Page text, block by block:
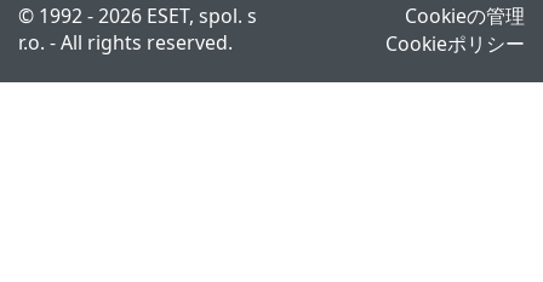
© 1992 - 2026 ESET, spol. s
r.o. - All rights reserved.
Cookieの管理
Cookieポリシー